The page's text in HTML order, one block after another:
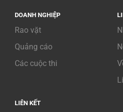
DOANH NGHIỆP
Rao vặt
Quảng cáo
Các cuộc thi
LIÊN KẾT